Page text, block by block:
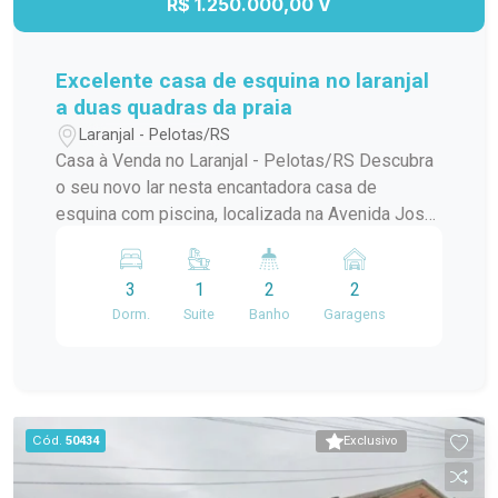
R$ 1.250.000,00 V
Excelente casa de esquina no laranjal
a duas quadras da praia
Laranjal - Pelotas/RS
Casa à Venda no Laranjal - Pelotas/RS Descubra
o seu novo lar nesta encantadora casa de
esquina com piscina, localizada na Avenida José
da praia. Com 240 m² de área construída, este
sobrado é ideal para quem busca conforto e
praticidade. No térreo, você encontrará uma
confraternização. O ambiente ainda conta com
uma aconchegante lareira e um jardim de inverno
que traz luz natural e frescor ao espaço. Além
3
Dorm.
1
Suite
2
Banho
2
Garagens
Exclusivo
Cód. 50434